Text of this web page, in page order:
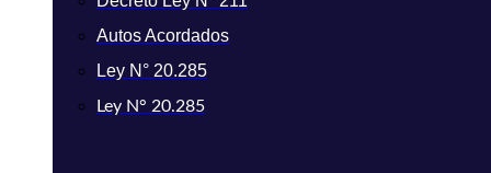
Autos Acordados
Ley N° 20.285
Ley N° 20.285